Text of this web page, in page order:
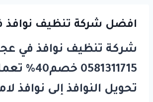
افضل شركة تنظيف نوافذ
شركة تنظيف نوافذ في
0581311715 خصم40%
تحويل النوافذ إلى نوافذ